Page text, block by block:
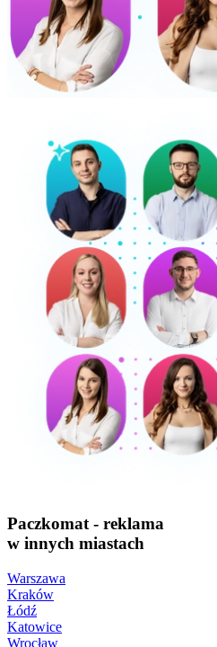
Paczkomat - reklama
w innych miastach
Warszawa
Kraków
Łódź
Katowice
Wrocław